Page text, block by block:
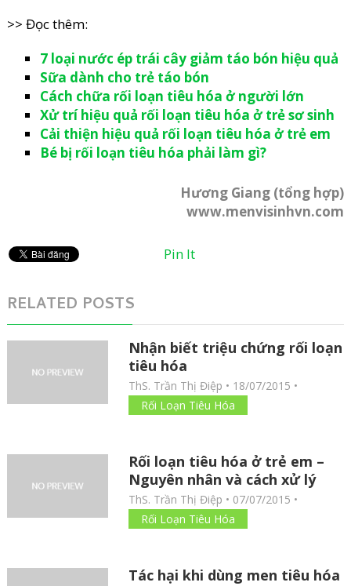
>> Đọc thêm:
7 loại nước ép trái cây giảm táo bón hiệu quả
Sữa dành cho trẻ táo bón
Cách chữa rối loạn tiêu hóa ở người lớn
Xử trí hiệu quả rối loạn tiêu hóa ở trẻ sơ sinh
Cải thiện hiệu quả rối loạn tiêu hóa ở trẻ em
Bé bị rối loạn tiêu hóa phải làm gì?
Hương Giang (tổng hợp)
www.menvisinhvn.com
Pin It
RELATED POSTS
Nhận biết triệu chứng rối loạn
tiêu hóa
ThS. Trần Thị Điệp • 18/07/2015 •
Rối Loạn Tiêu Hóa
Rối loạn tiêu hóa ở trẻ em –
Nguyên nhân và cách xử lý
ThS. Trần Thị Điệp • 07/07/2015 •
Rối Loạn Tiêu Hóa
Tác hại khi dùng men tiêu hóa